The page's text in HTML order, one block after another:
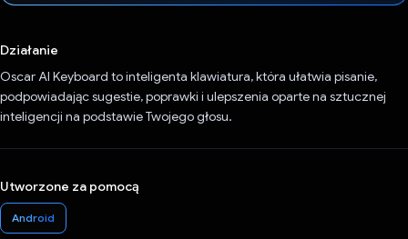
Działanie
Oscar AI Keyboard to inteligenta klawiatura, która ułatwia pisanie,
podpowiadając sugestie, poprawki i ulepszenia oparte na sztucznej
inteligencji na podstawie Twojego głosu.
Utworzone za pomocą
Android